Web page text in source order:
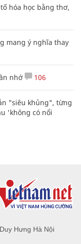
hóa học bằng thơ,
mang ý nghĩa thay
nhớ 106
"siêu khủng", từng
'không có nổi
Hưng Hà Nội